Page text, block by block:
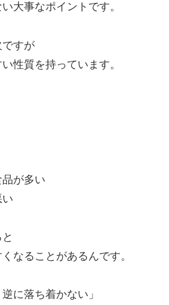
大事なポイントです。
すが
性質を持っています。
品が多い
い
なることがあるんです。
に落ち着かない」